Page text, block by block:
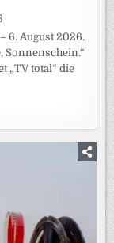
6. August 2026.
Sonnenschein.“
„TV total“ die